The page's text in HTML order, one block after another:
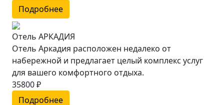
Подробнее
Отель АРКАДИЯ
Отель Аркадия расположен недалеко от
набережной и предлагает целый комплекс услуг
для вашего комфортного отдыха.
35800 ₽
Подробнее